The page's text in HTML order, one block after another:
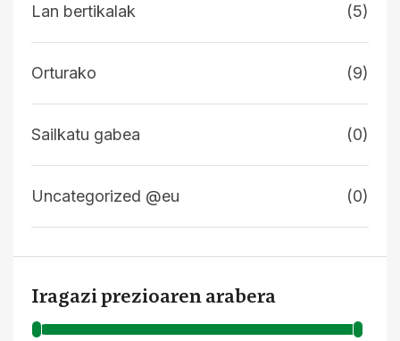
Lan bertikalak (5)
Orturako (9)
Sailkatu gabea (0)
Uncategorized @eu (0)
Iragazi prezioaren arabera